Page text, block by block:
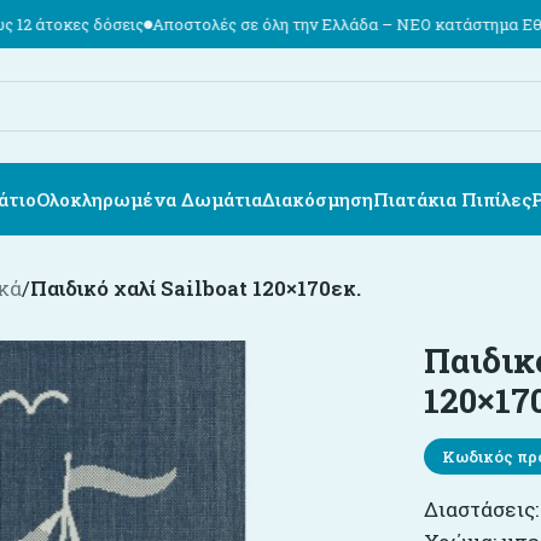
Αποστολές σε όλη την Ελλάδα – ΝΕΟ κατάστημα Εθν. Αντιστάσεως
Ολοκληρωμένα ΔωμάτιαΔιακόσμησηΠιατάκια Πιπίλες
/Παιδικό χαλί Sailboat 120×170εκ.
Κωδικός